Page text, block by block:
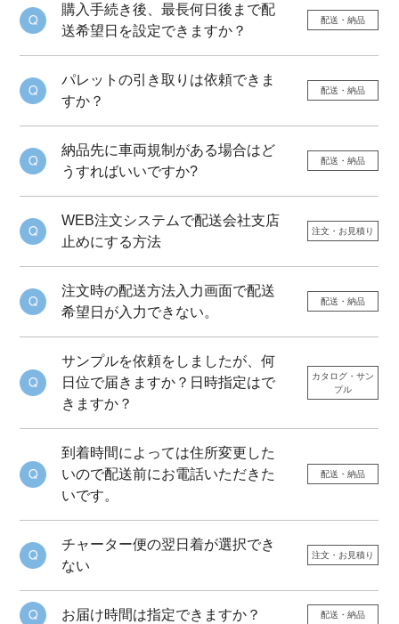
購入手続き後、最長何日後まで配
送希望日を設定できますか？
配送・納品
パレットの引き取りは依頼できま
すか？
配送・納品
納品先に車両規制がある場合はど
うすればいいですか?
配送・納品
WEB注文システムで配送会社支店
止めにする方法
注文・お見積り
注文時の配送方法入力画面で配送
希望日が入力できない。
配送・納品
サンプルを依頼をしましたが、何
日位で届きますか？日時指定はで
きますか？
カタログ・サン
プル
到着時間によっては住所変更した
いので配送前にお電話いただきた
いです。
配送・納品
チャーター便の翌日着が選択でき
ない
注文・お見積り
お届け時間は指定できますか？ 配送・納品